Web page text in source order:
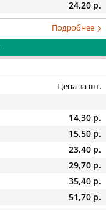
24,20 р.
Подробнее
Цена за шт.
14,30 р.
15,50 р.
23,40 р.
29,70 р.
35,40 р.
51,70 р.